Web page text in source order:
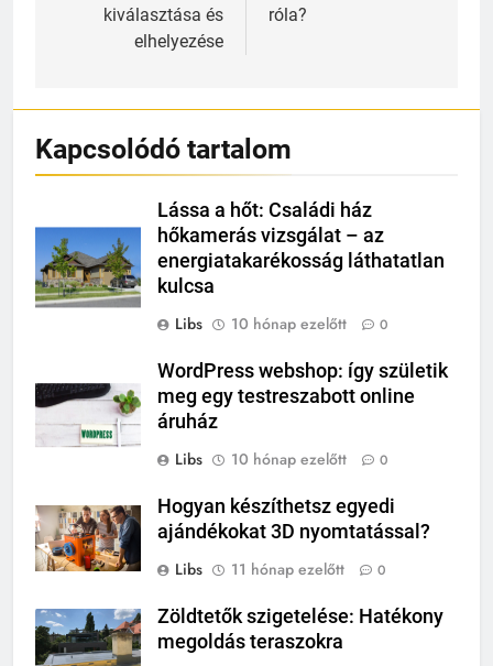
kiválasztása és
elhelyezése
róla?
Kapcsolódó tartalom
Lássa a hőt: Családi ház
hőkamerás vizsgálat – az
energiatakarékosság láthatatlan
kulcsa
Libs
10 hónap ezelőtt 0
WordPress webshop: így születik
meg egy testreszabott online
áruház
Libs
10 hónap ezelőtt 0
Hogyan készíthetsz egyedi
ajándékokat 3D nyomtatással?
Libs
11 hónap ezelőtt 0
Zöldtetők szigetelése: Hatékony
megoldás teraszokra